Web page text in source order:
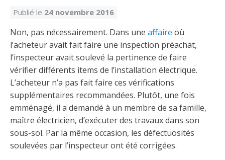
Outils pour votre sécurité électrique
Inspection des travaux électriques
Lois et conseils
Travaux bénévoles d'électricité
Inondations
Outils et calculateurs
Qui fait quoi?
Petites annonces
Publications
Partenariats
lien
s’ouvrira
dans
une
nouvelle
fenêtre
Événements
Abonnement – E2Q, FLASH INFO et autres
Foire aux questions obligation de formation des
répondants
Dispensateurs de formations
Dispensateurs de formations
Demande de validation d’un dispensateur
Publié le 24 novembre 2016
Non, pas nécessairement. Dans une affaire où
l’acheteur avait fait faire une inspection préachat,
l’inspecteur avait soulevé la pertinence de faire
vérifier différents items de l’installation électrique.
L’acheteur n’a pas fait faire ces vérifications
supplémentaires recommandées. Plutôt, une fois
emménagé, il a demandé à un membre de sa famille,
maître électricien, d’exécuter des travaux dans son
sous-sol. Par la même occasion, les défectuosités
soulevées par l’inspecteur ont été corrigées.